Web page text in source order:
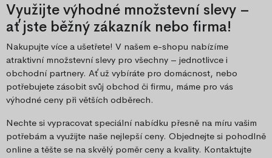
Využijte výhodné množstevní slevy –
ať jste běžný zákazník nebo firma!
Nakupujte více a ušetřete! V našem e-shopu nabízíme
atraktivní množstevní slevy pro všechny – jednotlivce i
obchodní partnery. Ať už vybíráte pro domácnost, nebo
potřebujete zásobit svůj obchod či firmu, máme pro vás
výhodné ceny při větších odběrech.
Nechte si vypracovat speciální nabídku přesně na míru vašim
potřebám a využijte naše nejlepší ceny. Objednejte si pohodlně
online a těšte se na skvělý poměr ceny a kvality. Kontaktujte